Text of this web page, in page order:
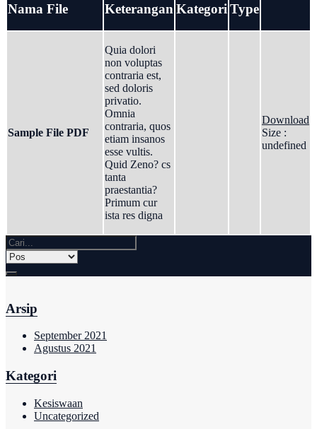
Nama File Keterangan Kategori Type
Sample File PDF
Quia dolori
non voluptas
contraria est,
sed doloris
privatio.
Omnia
contraria, quos
etiam insanos
esse vultis.
Quid Zeno? cs
tanta
praestantia?
Primum cur
ista res digna
Download
Size :
undefined
Arsip
September 2021
Agustus 2021
Kategori
Kesiswaan
Uncategorized